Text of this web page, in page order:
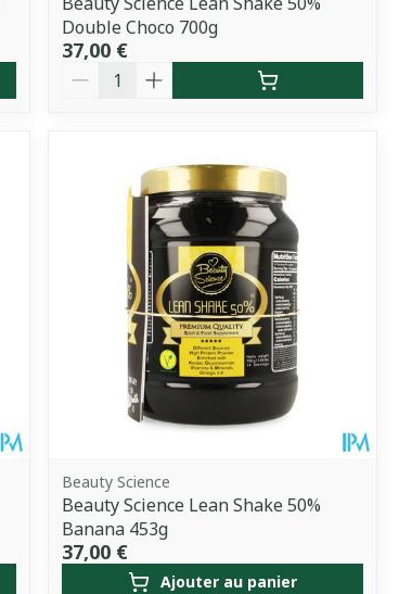
Double Choco 700g
37,00 €
Quantité
Beauty Science
Beauty Science Lean Shake 50%
Banana 453g
37,00 €
Ajouter au panier